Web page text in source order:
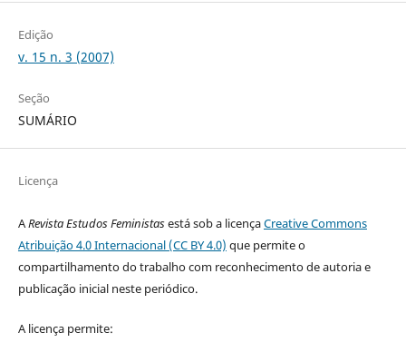
Edição
v. 15 n. 3 (2007)
Seção
SUMÁRIO
Licença
ARevista Estudos Feministasestá sob a licençaCreative Commons
Atribuição 4.0 Internacional (CC BY 4.0) que permite o
compartilhamento do trabalho com reconhecimento de autoria e
publicação inicial neste periódico.
A licença permite: